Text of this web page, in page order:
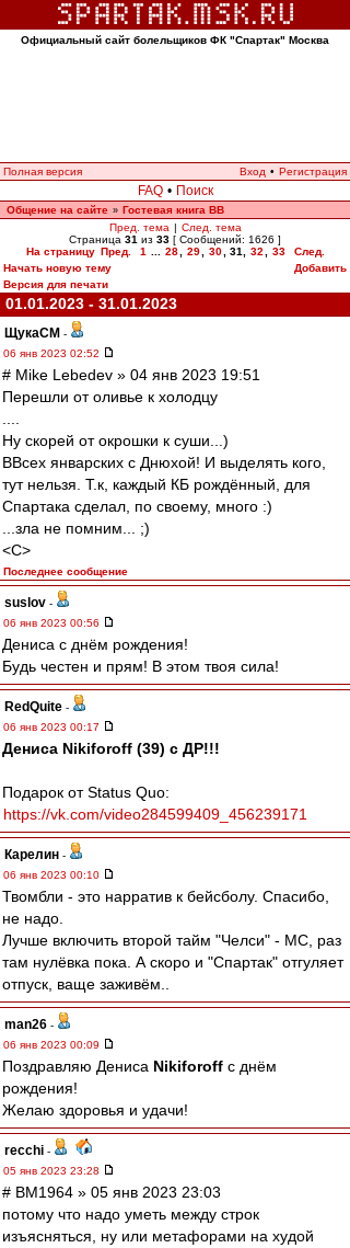
Официальный сайт болельщиков ФК "Спартак" Москва
Полная версия Вход • Регистрация
FAQ • Поиск
Общение на сайте » Гостевая книга ВВ
Пред. тема | След. тема
Страница 31 из 33 [ Сообщений: 1626 ]
На страницу Пред. 1 28 29 30 31 32 33
След.
Начать новую тему
Добавить
Версия для печати
01.01.2023 - 31.01.2023
ЩукаСМ -
06 янв 2023 02:52
# Mike Lebedev » 04 янв 2023 19:51
Перешли от оливье к холодцу
Ну скорей от окрошки к суши...)
ВВсех январских с Днюхой! И выделять кого,
тут нельзя. Т.к, каждый КБ рождённый, для
Спартака сделал, по своему, много :)
...зла не помним... ;)
<C>
Последнее сообщение
suslov -
06 янв 2023 00:56
Дениса с днём рождения!
Будь честен и прям! В этом твоя сила!
RedQuite -
06 янв 2023 00:17
Дениса Nikiforoff (39) с ДР!!!
Подарок от Status Quo:
https://vk.com/video284599409_456239171
Карелин -
06 янв 2023 00:10
Твомбли - это нарратив к бейсболу. Спасибо,
не надо.
Лучше включить второй тайм "Челси" - МС, раз
там нулёвка пока. А скоро и "Спартак" отгуляет
отпуск, ваще заживём..
man26 -
06 янв 2023 00:09
Поздравляю Дениса Nikiforoff с днём
рождения!
Желаю здоровья и удачи!
recchi -
05 янв 2023 23:28
# BM1964 » 05 янв 2023 23:03
потому что надо уметь между строк
изъясняться, ну или метафорами на худой